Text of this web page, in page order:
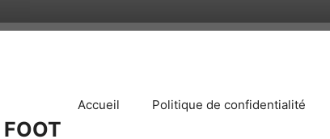
Accueil Politique de confidentialité